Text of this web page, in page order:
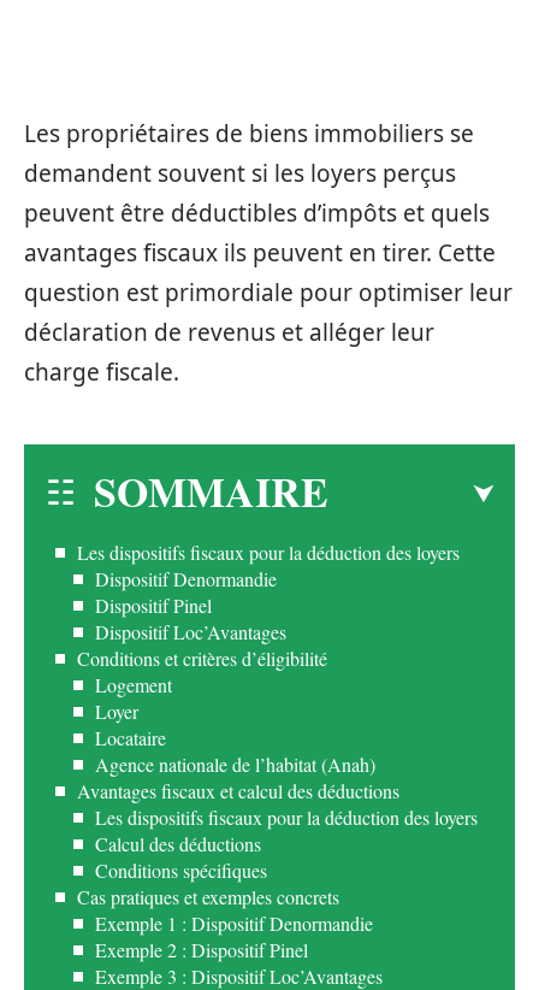
Les propriétaires de biens immobiliers se
demandent souvent si les loyers perçus
peuvent être déductibles d’impôts et quels
avantages fiscaux ils peuvent en tirer. Cette
question est primordiale pour optimiser leur
déclaration de revenus et alléger leur
charge fiscale.
SOMMAIRE
Les dispositifs fiscaux pour la déduction des loyers
Dispositif Denormandie
Dispositif Pinel
Dispositif Loc’Avantages
Conditions et critères d’éligibilité
Logement
Loyer
Locataire
Agence nationale de l’habitat (Anah)
Avantages fiscaux et calcul des déductions
Les dispositifs fiscaux pour la déduction des loyers
Calcul des déductions
Conditions spécifiques
Cas pratiques et exemples concrets
Exemple 1 : Dispositif Denormandie
Exemple 2 : Dispositif Pinel
Exemple 3 : Dispositif Loc’Avantages